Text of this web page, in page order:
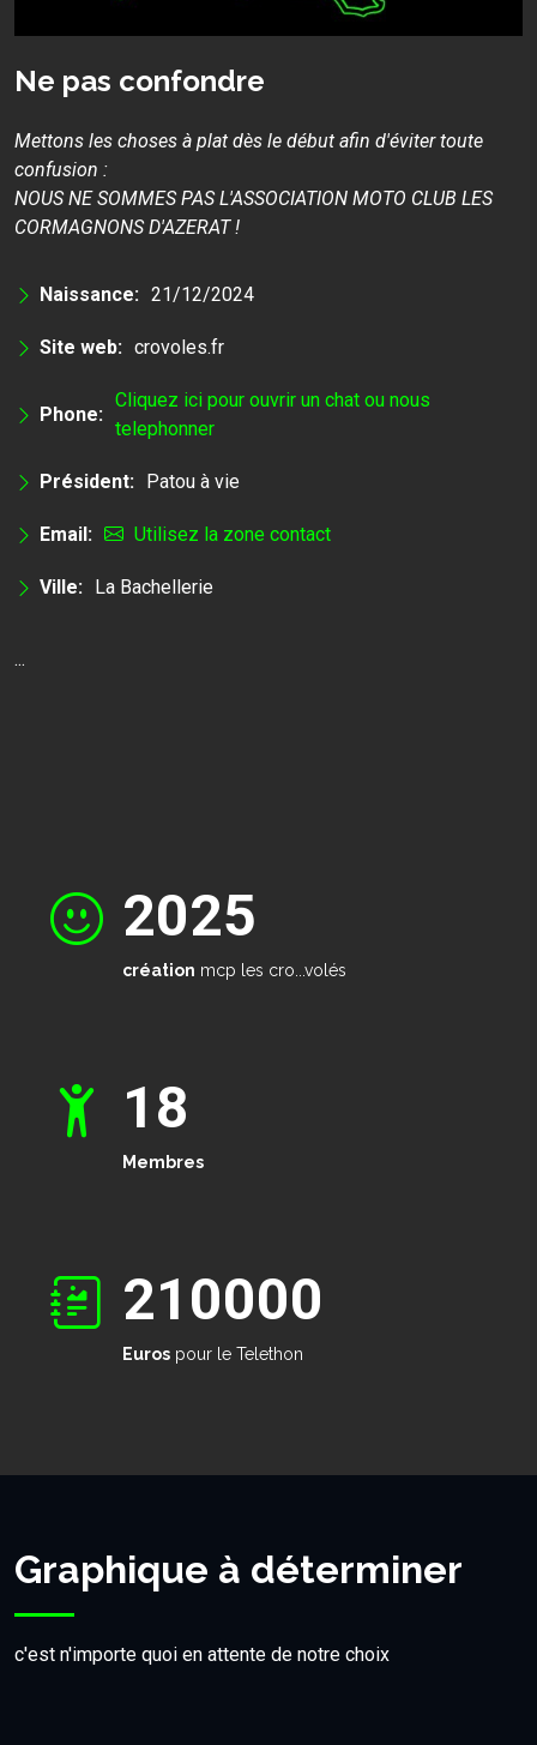
Ne pas confondre
Mettons les choses à plat dès le début afin d'éviter toute
confusion :
NOUS NE SOMMES PAS L'ASSOCIATION MOTO CLUB LES
CORMAGNONS D'AZERAT !
Naissance: 21/12/2024
Site web: crovoles.fr
Phone:
Cliquez ici pour ouvrir un chat ou nous
telephonner
Président: Patou à vie
Email: Utilisez la zone contact
Ville: La Bachellerie
...
2025
création mcp les cro...volés
18
Membres
210000
Euros pour le Telethon
Graphique à déterminer
c'est n'importe quoi en attente de notre choix